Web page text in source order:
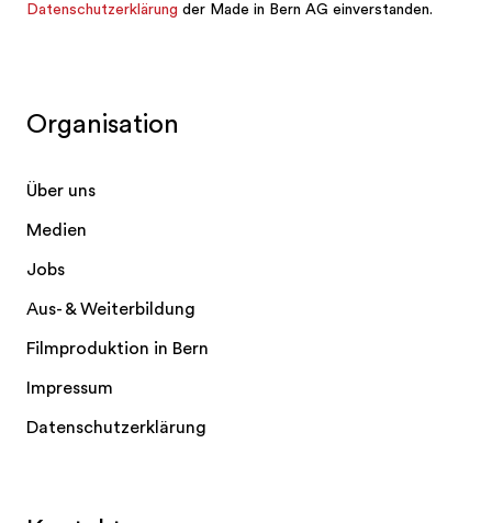
Organisation
Über uns
Medien
Jobs
Aus- & Weiterbildung
Filmproduktion in Bern
Impressum
Datenschutzerklärung